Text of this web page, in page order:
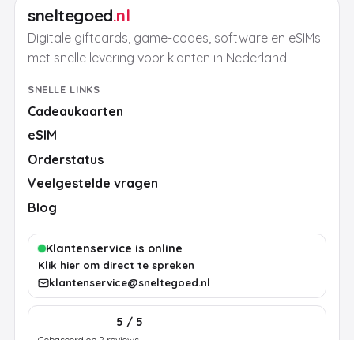
sneltegoed.nl
Digitale giftcards, game-codes, software en eSIMs
met snelle levering voor klanten in Nederland.
SNELLE LINKS
Cadeaukaarten
eSIM
Orderstatus
Veelgestelde vragen
Blog
Klantenservice is online
Klik hier om direct te spreken
klantenservice@sneltegoed.nl
5 / 5